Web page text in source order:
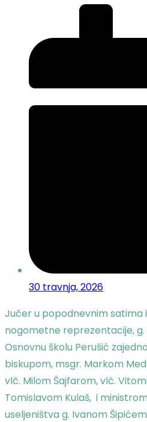
30 travnja, 2026
Jučer u popodnevnim satima
nogometne reprezentacije,
Osnovnu školu Perušić
biskupom, msgr. Markom
vlč. Milom Šajfarom, vlč.
Tomislavom Kulaš, i
useljeništva g. Ivanom